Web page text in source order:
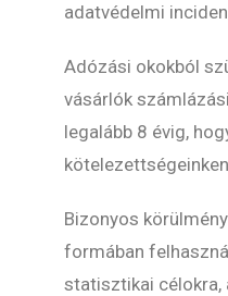
adatvédelmi
Adózási okokból
vásárlók
legalább 8 évig,
Bizonyos
formában
statisztikai célokra,